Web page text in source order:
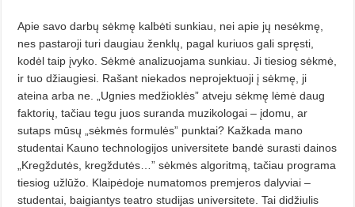
Apie savo darbų sėkmę kalbėti sunkiau, nei apie jų nesėkmę,
nes pastaroji turi daugiau ženklų, pagal kuriuos gali spręsti,
kodėl taip įvyko. Sėkmė analizuojama sunkiau. Ji tiesiog sėkmė,
ir tuo džiaugiesi. Rašant niekados neprojektuoji į sėkmę, ji
ateina arba ne. „Ugnies medžioklės” atveju sėkmę lėmė daug
faktorių, tačiau tegu juos suranda muzikologai – įdomu, ar
sutaps mūsų „sėkmės formulės” punktai? Kažkada mano
studentai Kauno technologijos universitete bandė surasti dainos
„Kregždutės, kregždutės…” sėkmės algoritmą, tačiau programa
tiesiog užlūžo. Klaipėdoje numatomos premjeros dalyviai –
studentai, baigiantys teatro studijas universitete. Tai didžiulis